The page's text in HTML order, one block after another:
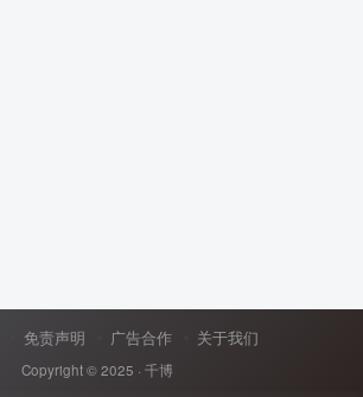
免责声明 广告合作 关于我们
Copyright © 2025 · 千博